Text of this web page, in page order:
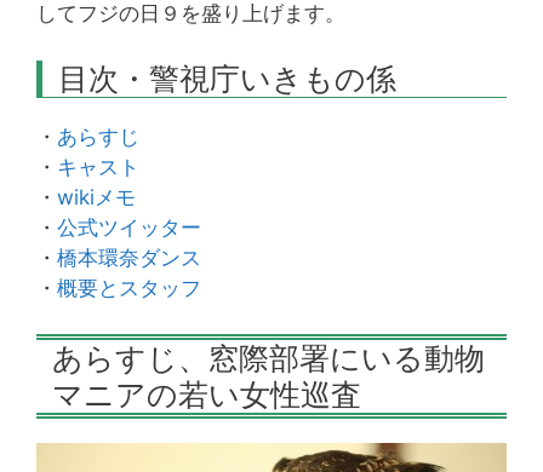
してフジの日９を盛り上げます。
目次・警視庁いきもの係
・ あらすじ
・ キャスト
・ wikiメモ
・ 公式ツイッター
・ 橋本環奈ダンス
・ 概要とスタッフ
あらすじ、窓際部署にいる動物
マニアの若い女性巡査